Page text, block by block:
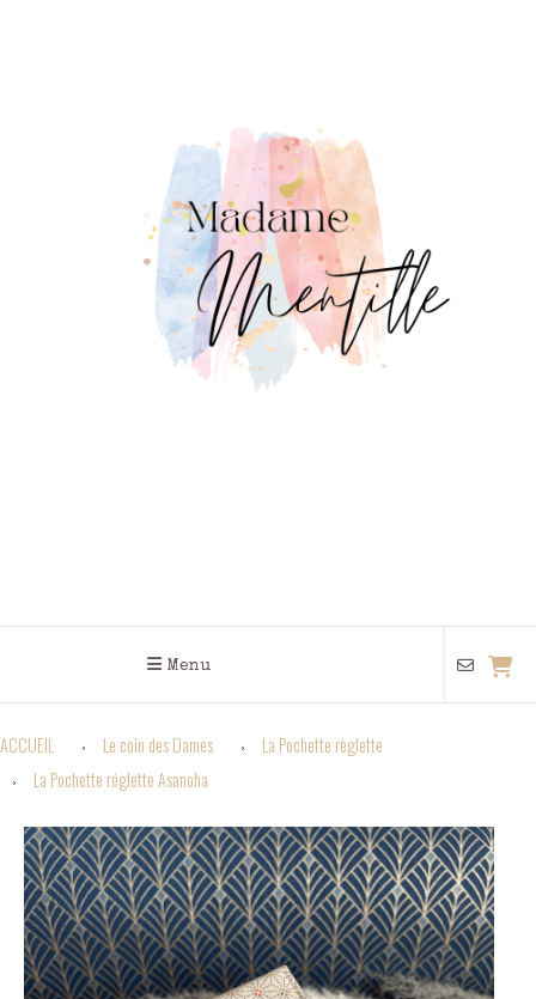
Menu
ACCUEIL Le coin des Dames
La Pochette règlette
La Pochette réglette Asanoha